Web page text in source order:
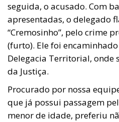
seguida, o acusado. Com
apresentadas, o delegado
“Cremosinho”, pelo crime
(furto). Ele foi
Delegacia Territorial, onde
da Justiça.
Procurado por nossa
que já possui passagem
menor de idade, preferiu